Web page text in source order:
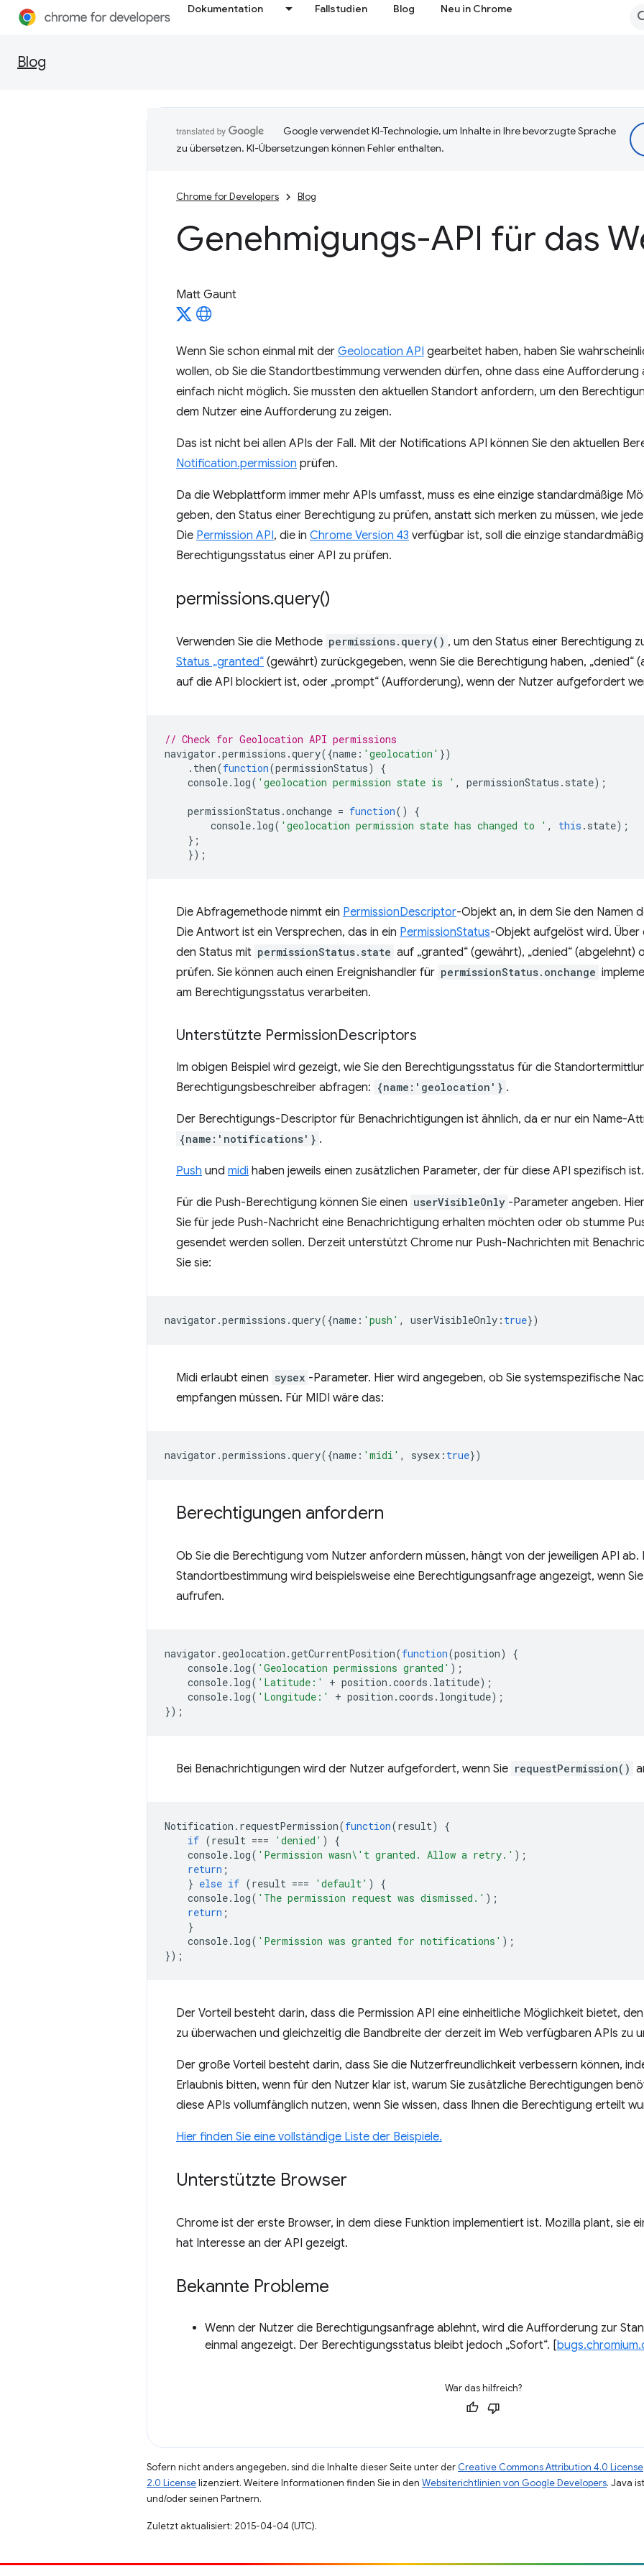
Dokumentation Fallstudien Blog Neu in Chrome
Blog
Google verwendet KI-Technologie, um Inhalte in Ihre bevorzugte Sprache
zu übersetzen. KI-Übersetzungen können Fehler enthalten.
Chrome for Developers Blog
Genehmigungs-API für das
Matt Gaunt
Wenn Sie schon einmal mit der Geolocation API gearbeitet haben, haben Sie
wollen, ob Sie die Standortbestimmung verwenden dürfen, ohne dass eine Aufforderung
einfach nicht möglich. Sie mussten den aktuellen Standort anfordern, um den
dem Nutzer eine Aufforderung zu zeigen.
Das ist nicht bei allen APIs der Fall. Mit der Notifications API können Sie den aktuellen
Notification.permission prüfen.
Da die Webplattform immer mehr APIs umfasst, muss es eine einzige standardmäßige
geben, den Status einer Berechtigung zu prüfen, anstatt sich merken zu müssen, wie
Die Permission API, die in Chrome Version 43 verfügbar ist, soll die einzige
Berechtigungsstatus einer API zu prüfen.
permissions.query()
Verwenden Sie die Methode permissions.query() , um den Status einer Berechtigung
Status „granted“ (gewährt) zurückgegeben, wenn Sie die Berechtigung haben, „denied“
auf die API blockiert ist, oder „prompt“ (Aufforderung), wenn der Nutzer aufgefordert
// Check for Geolocation API permissions
navigator .permissions .query({name : 'geolocation' })
. then(function(permissionStatus)
{
console. log( 'geolocation permission state is ' , permissionStatus . state);
permissionStatus .onchange = function()
{
console. log( 'geolocation permission state has changed to ' , this . state);
};
});
Die Abfragemethode nimmt ein PermissionDescriptor-Objekt an, in dem Sie den Namen
Die Antwort ist ein Versprechen, das in ein PermissionStatus-Objekt aufgelöst wird. Über
den Status mit permissionStatus.state auf „granted“ (gewährt), „denied“ (abgelehnt)
prüfen. Sie können auch einen Ereignishandler für permissionStatus.onchange
am Berechtigungsstatus verarbeiten.
Unterstützte PermissionDescriptors
Im obigen Beispiel wird gezeigt, wie Sie den Berechtigungsstatus für die
Berechtigungsbeschreiber abfragen: {name:'geolocation'} .
Der Berechtigungs-Descriptor für Benachrichtigungen ist ähnlich, da er nur ein Name-
{name:'notifications'} .
Push und midi haben jeweils einen zusätzlichen Parameter, der für diese API spezifisch ist.
Für die Push-Berechtigung können Sie einen userVisibleOnly -Parameter angeben.
Sie für jede Push-Nachricht eine Benachrichtigung erhalten möchten oder ob stumme
gesendet werden sollen. Derzeit unterstützt Chrome nur Push-Nachrichten mit
Sie sie:
navigator .permissions .query({name : 'push' , userVisibleOnly : true})
Midi erlaubt einen sysex -Parameter. Hier wird angegeben, ob Sie systemspezifische
empfangen müssen. Für MIDI wäre das:
navigator .permissions .query({name : 'midi' , sysex : true})
Berechtigungen anfordern
Ob Sie die Berechtigung vom Nutzer anfordern müssen, hängt von der jeweiligen API ab.
Standortbestimmung wird beispielsweise eine Berechtigungsanfrage angezeigt, wenn Sie
aufrufen.
navigator .geolocation .getCurrentPosition(function(position)
{
console. log( 'Geolocation permissions granted' );
console. log( 'Latitude:' + position .coords . latitude);
console. log( 'Longitude:' + position .coords . longitude);
});
Bei Benachrichtigungen wird der Nutzer aufgefordert, wenn Sie requestPermission()
Notification . requestPermission(function(result)
{
if (result === 'denied' )
{
console. log( 'Permission wasn\'t granted. Allow a retry.' );
return ;
} else if (result === 'default' )
{
console. log( 'The permission request was dismissed.' );
return ;
}
console. log( 'Permission was granted for notifications' );
});
Der Vorteil besteht darin, dass die Permission API eine einheitliche Möglichkeit bietet,
zu überwachen und gleichzeitig die Bandbreite der derzeit im Web verfügbaren APIs zu
Der große Vorteil besteht darin, dass Sie die Nutzerfreundlichkeit verbessern können,
Erlaubnis bitten, wenn für den Nutzer klar ist, warum Sie zusätzliche Berechtigungen
diese APIs vollumfänglich nutzen, wenn Sie wissen, dass Ihnen die Berechtigung erteilt
Hier finden Sie eine vollständige Liste der Beispiele.
Unterstützte Browser
Chrome ist der erste Browser, in dem diese Funktion implementiert ist. Mozilla plant, sie
hat Interesse an der API gezeigt.
Bekannte Probleme
Wenn der Nutzer die Berechtigungsanfrage ablehnt, wird die Aufforderung zur
einmal angezeigt. Der Berechtigungsstatus bleibt jedoch „Sofort“. [
War das hilfreich?
Sofern nicht anders angegeben, sind die Inhalte dieser Seite unter der Creative Commons Attribution 4.0 License
2.0 Licenselizenziert. Weitere Informationen finden Sie in den Websiterichtlinien von Google Developers. Java
und/oder seinen Partnern.
Zuletzt aktualisiert: 2015-04-04 (UTC).